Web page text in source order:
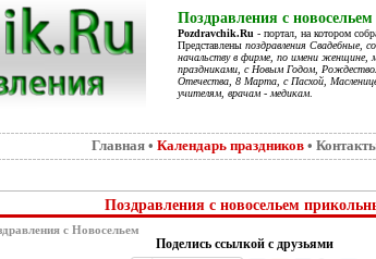
Поздравления с
Pozdravchik.Ru - портал, на котором
Представлены поздравления Свадебные,
начальству в фирме, по имени женщине,
праздниками, с Новым Годом,
Отечества, 8 Марта, с Пасхой,
учителям, врачам - медикам
Главная • Календарь праздников •
Поздравления с новосельем
с Новосельем
Поделись ссылкой с друзьями